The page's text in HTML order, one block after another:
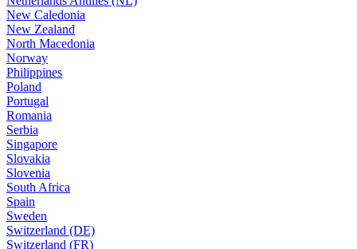
New Caledonia
New Zealand
North Macedonia
Norway
Philippines
Poland
Portugal
Romania
Serbia
Singapore
Slovakia
Slovenia
South Africa
Spain
Sweden
Switzerland (DE)
Switzerland (FR)